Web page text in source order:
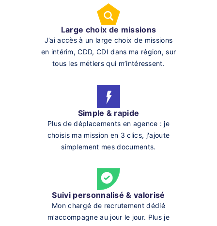
Large choix de missions
J’ai accès à un large choix de missions
en intérim, CDD, CDI dans ma région, sur
tous les métiers qui m’intéressent.
Simple & rapide
Plus de déplacements en agence : je
choisis ma mission en 3 clics, j'ajoute
simplement mes documents.
Suivi personnalisé & valorisé
Mon chargé de recrutement dédié
m’accompagne au jour le jour. Plus je